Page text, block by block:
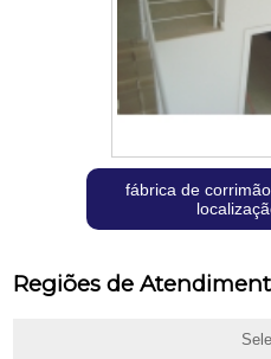
fábrica de
Regiões de